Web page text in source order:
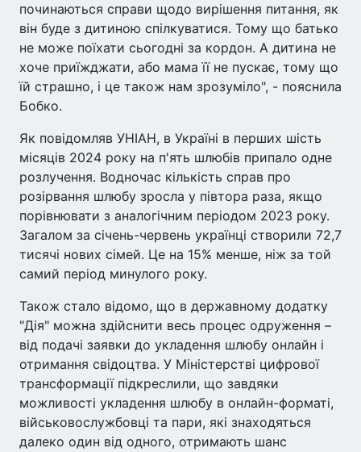
починаються справи щодо вирішення питання, як
він буде з дитиною спілкуватися. Тому що батько
не може поїхати сьогодні за кордон. А дитина не
хоче приїжджати, або мама її не пускає, тому що
їй страшно, і це також нам зрозуміло", - пояснила
Бобко.
Як повідомляв УНІАН, в Україні в перших шість
місяців 2024 року на п'ять шлюбів припало одне
розлучення. Водночас кількість справ про
розірвання шлюбу зросла у півтора раза, якщо
порівнювати з аналогічним періодом 2023 року.
Загалом за січень-червень українці створили 72,7
тисячі нових сімей. Це на 15% менше, ніж за той
самий період минулого року.
Також стало відомо, що в державному додатку
"Дія" можна здійснити весь процес одруження –
від подачі заявки до укладення шлюбу онлайн і
отримання свідоцтва. У Міністерстві цифрової
трансформації підкреслили, що завдяки
можливості укладення шлюбу в онлайн-форматі,
військовослужбовці та пари, які знаходяться
далеко один від одного, отримають шанс